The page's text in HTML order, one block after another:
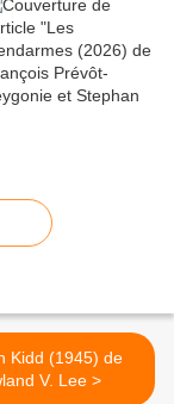
Kidd (1945) de
Rowland V. Lee >